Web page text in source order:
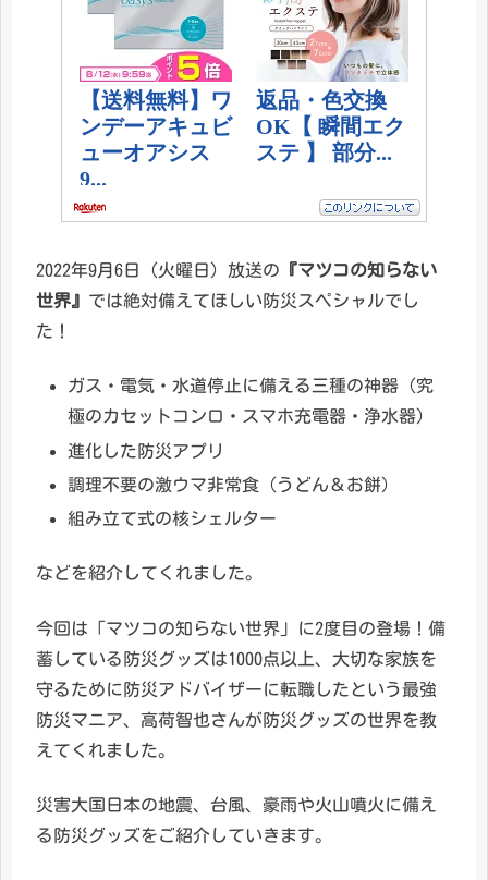
2022年9月6日（火曜日）放送の 『マツコの知らない
世界』 では絶対備えてほしい防災スペシャルでし
た！
ガス・電気・水道停止に備える三種の神器（究
極のカセットコンロ・スマホ充電器・浄水器）
進化した防災アプリ
調理不要の激ウマ非常食（うどん＆お餅）
組み立て式の核シェルター
などを紹介してくれました。
今回は「マツコの知らない世界」に2度目の登場！備
蓄している防災グッズは1000点以上、大切な家族を
守るために防災アドバイザーに転職したという最強
防災マニア、高荷智也さんが防災グッズの世界を教
えてくれました。
災害大国日本の地震、台風、豪雨や火山噴火に備え
る防災グッズをご紹介していきます。